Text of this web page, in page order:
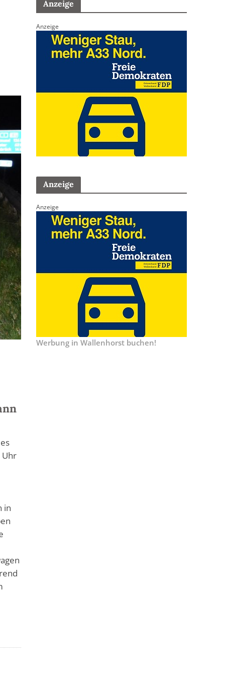
Uhr
in
Anzeige
Anzeige
Anzeige
Anzeige
Werbung in Wallenhorst buchen!